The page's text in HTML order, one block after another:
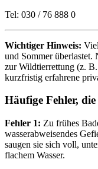
Tel: 030 / 76 888 0
Wichtiger Hinweis:
und Sommer überlastet.
zur Wildtierrettung (z.
kurzfristig erfahrene
Häufige Fehler,
Fehler 1: Zu frühes
wasserabweisendes
saugen sie sich voll,
flachem Wasser.